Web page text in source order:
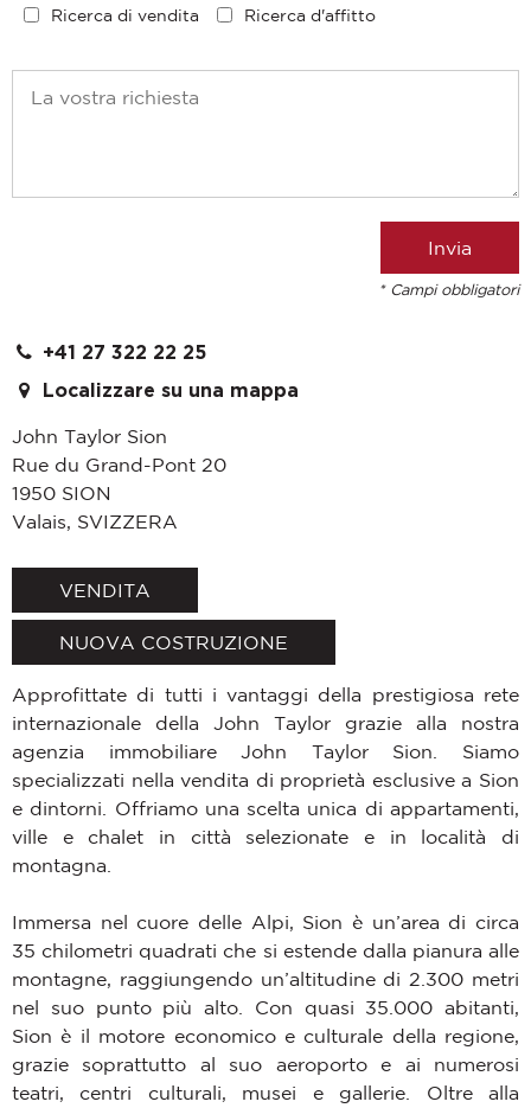
Ricerca di vendita Ricerca d'affitto
* Campi obbligatori
+41 27 322 22 25
Localizzare su una mappa
John Taylor Sion
Rue du Grand-Pont 20
1950 SION
Valais, SVIZZERA
VENDITA
NUOVA COSTRUZIONE
Approfittate di tutti i vantaggi della prestigiosa rete
internazionale della John Taylor grazie alla nostra
agenzia immobiliare John Taylor Sion. Siamo
specializzati nella vendita di proprietà esclusive a Sion
e dintorni. Offriamo una scelta unica di appartamenti,
ville e chalet in città selezionate e in località di
montagna.
Immersa nel cuore delle Alpi, Sion è un’area di circa
35 chilometri quadrati che si estende dalla pianura alle
montagne, raggiungendo un’altitudine di 2.300 metri
nel suo punto più alto. Con quasi 35.000 abitanti,
Sion è il motore economico e culturale della regione,
grazie soprattutto al suo aeroporto e ai numerosi
teatri, centri culturali, musei e gallerie. Oltre alla